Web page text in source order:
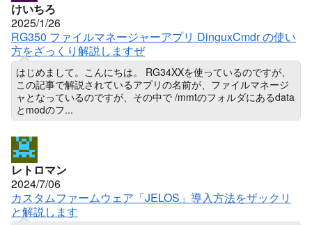
けいちろ
2025/1/26
RG350 ファイルマネージャーアプリ DinguxCmdr の使い
方をざっくり解説しますぜ
はじめまして。こんにちは。 RG34XXを使っているのですが、
この記事で解説されているアプリの名前が、ファイルマネージ
ャとなっているのですが、その中で /mmtのフォルダにあるdata
とmodのフ...
レトロマン
2024/7/06
カスタムファームウェア「JELOS」導入方法をザックリ
と解説します